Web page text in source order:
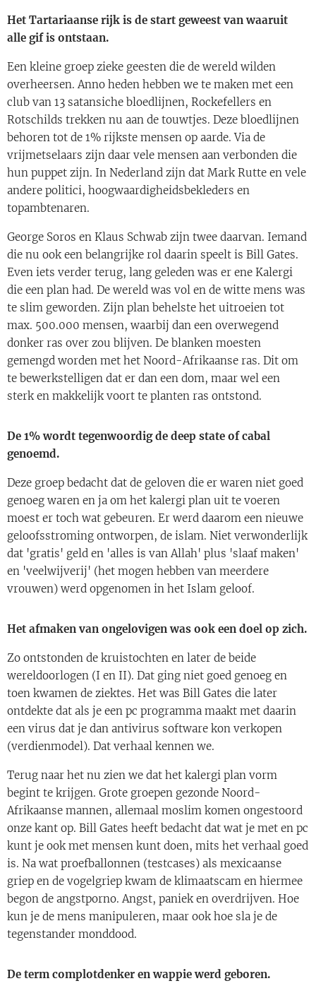
Het Tartariaanse rijk is de start geweest van waaruit
alle gif is ontstaan.
Een kleine groep zieke geesten die de wereld wilden
overheersen. Anno heden hebben we te maken met een
club van 13 satansiche bloedlijnen, Rockefellers en
Rotschilds trekken nu aan de touwtjes. Deze bloedlijnen
behoren tot de 1% rijkste mensen op aarde. Via de
vrijmetselaars zijn daar vele mensen aan verbonden die
hun puppet zijn. In Nederland zijn dat Mark Rutte en vele
andere politici, hoogwaardigheidsbekleders en
topambtenaren.
George Soros en Klaus Schwab zijn twee daarvan. Iemand
die nu ook een belangrijke rol daarin speelt is Bill Gates.
Even iets verder terug, lang geleden was er ene Kalergi
die een plan had. De wereld was vol en de witte mens was
te slim geworden. Zijn plan behelste het uitroeien tot
max. 500.000 mensen, waarbij dan een overwegend
donker ras over zou blijven. De blanken moesten
gemengd worden met het Noord-Afrikaanse ras. Dit om
te bewerkstelligen dat er dan een dom, maar wel een
sterk en makkelijk voort te planten ras ontstond.
De 1% wordt tegenwoordig de deep state of cabal
genoemd.
Deze groep bedacht dat de geloven die er waren niet goed
genoeg waren en ja om het kalergi plan uit te voeren
moest er toch wat gebeuren. Er werd daarom een nieuwe
geloofsstroming ontworpen, de islam. Niet verwonderlijk
dat 'gratis' geld en 'alles is van Allah' plus 'slaaf maken'
en 'veelwijverij' (het mogen hebben van meerdere
vrouwen) werd opgenomen in het Islam geloof.
Het afmaken van ongelovigen was ook een doel op zich.
Zo ontstonden de kruistochten en later de beide
wereldoorlogen (I en II). Dat ging niet goed genoeg en
toen kwamen de ziektes. Het was Bill Gates die later
ontdekte dat als je een pc programma maakt met daarin
een virus dat je dan antivirus software kon verkopen
(verdienmodel). Dat verhaal kennen we.
Terug naar het nu zien we dat het kalergi plan vorm
begint te krijgen. Grote groepen gezonde Noord-
Afrikaanse mannen, allemaal moslim komen ongestoord
onze kant op. Bill Gates heeft bedacht dat wat je met en pc
kunt je ook met mensen kunt doen, mits het verhaal goed
is. Na wat proefballonnen (testcases) als mexicaanse
griep en de vogelgriep kwam de klimaatscam en hiermee
begon de angstporno. Angst, paniek en overdrijven. Hoe
kun je de mens manipuleren, maar ook hoe sla je de
tegenstander monddood.
De term complotdenker en wappie werd geboren.